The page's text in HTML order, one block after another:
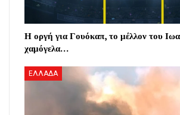
Η οργή για Γουόκαπ, το μέλλον του
χαμόγελα…
ΕΛΛΑΔΑ